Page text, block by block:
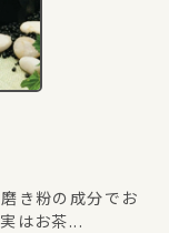
き粉の成分でお
はお茶...